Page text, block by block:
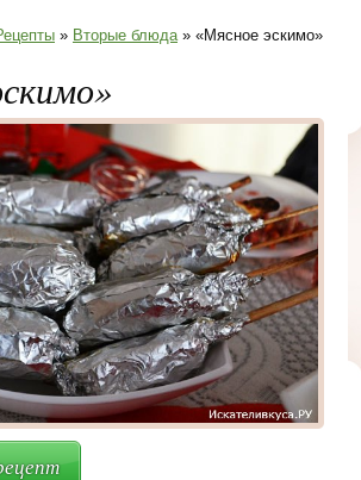
» Вторые блюда» «Мясное эскимо»